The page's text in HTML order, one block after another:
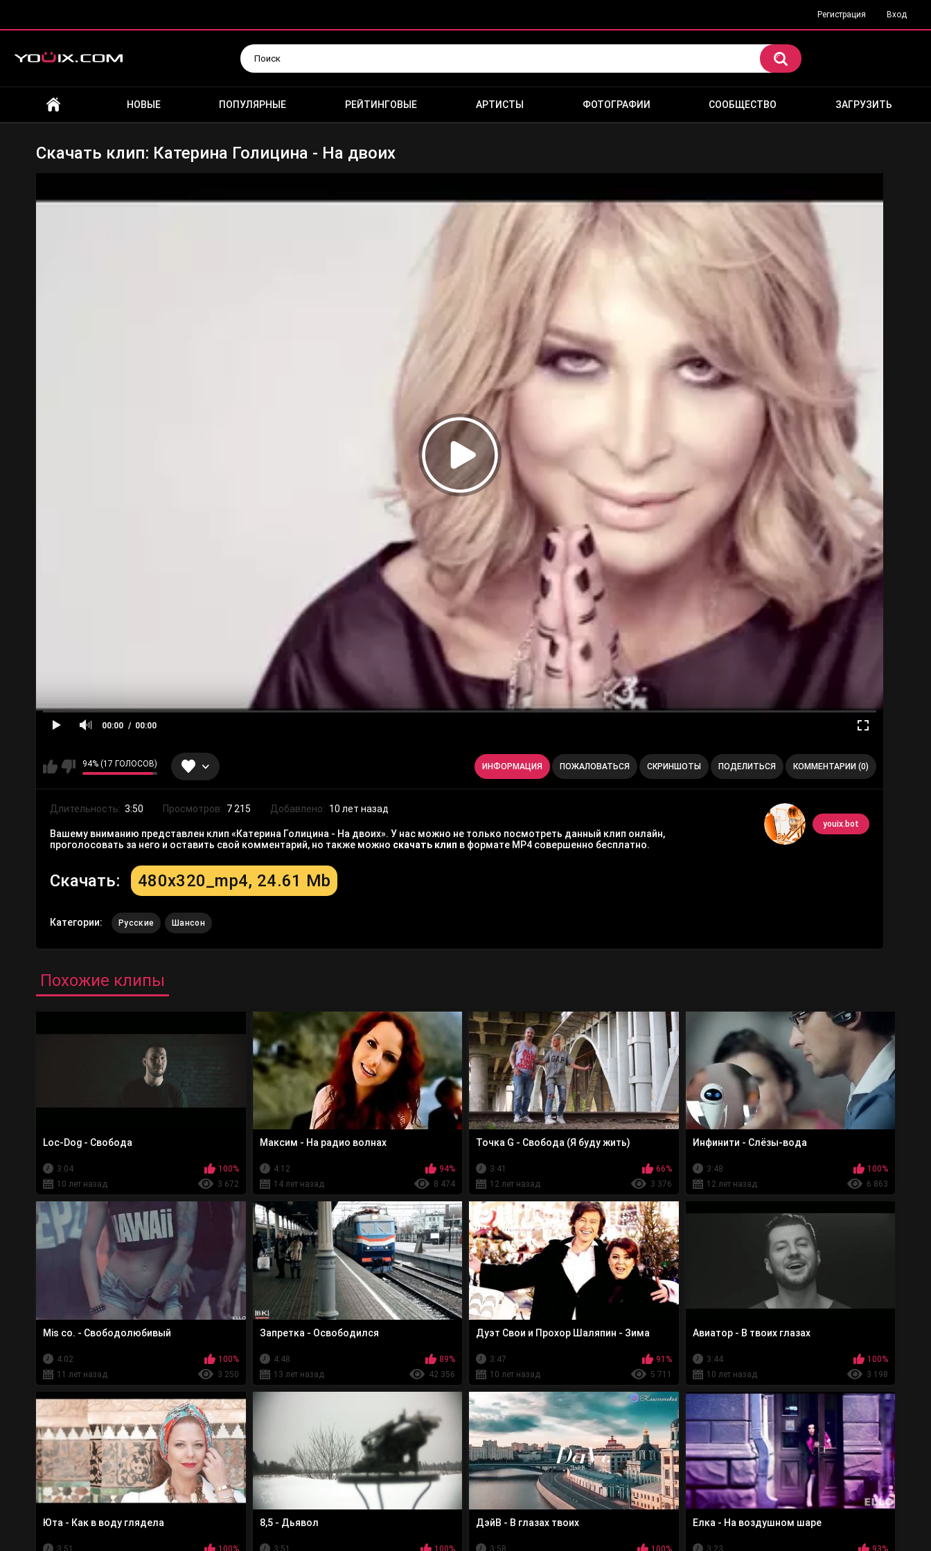
Регистрация Вход
НОВЫЕ ПОПУЛЯРНЫЕ РЕЙТИНГОВЫЕ АРТИСТЫ ФОТОГРАФИИ СООБЩЕСТВО ЗАГРУЗИТЬ
Скачать клип: Катерина Голицина - На двоих
00:00 00:00
94% (17 ГОЛОСОВ) ИНФОРМАЦИЯ ПОЖАЛОВАТЬСЯ СКРИНШОТЫ ПОДЕЛИТЬСЯ КОММЕНТАРИИ (0)
youix.bot
Длительность: 3:50 Просмотров: 7 215 Добавлено: 10 лет назад
Вашему вниманию представлен клип «Катерина Голицина - На двоих». У нас можно не только посмотреть данный клип онлайн,
проголосовать за него и оставить свой комментарий, но также можно скачать клип в формате MP4 совершенно бесплатно.
Скачать: 480x320_mp4, 24.61 Mb
Категории: Русские Шансон
Похожие клипы
Loc-Dog - Свобода
3:04
100%
10 лет назад
3 672
Максим - На радио волнах
4:12
94%
14 лет назад
8 474
Точка G - Свобода (Я буду жить)
3:41
66%
12 лет назад
3 376
Инфинити - Слёзы-вода
3:48
100%
12 лет назад
6 863
Mis co. - Свободолюбивый
4:02
100%
11 лет назад
3 250
Запретка - Освободился
4:48
89%
13 лет назад
42 356
Дуэт Свои и Прохор Шаляпин - Зима
3:47
91%
10 лет назад
5 711
Авиатор - В твоих глазах
3:44
100%
10 лет назад
3 198
Юта - Как в воду глядела
3:51 100%
8,5 - Дьявол
3:51 100%
ДэйВ - В глазах твоих
3:58 100%
Елка - На воздушном шаре
3:23 93%